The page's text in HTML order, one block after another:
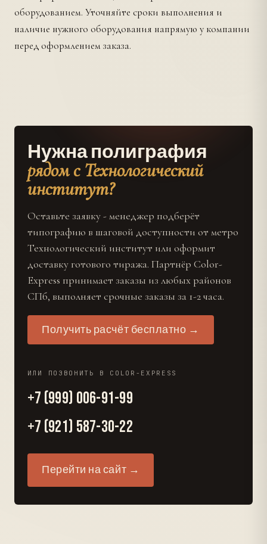
оборудованием. Уточняйте сроки выполнения и
наличие нужного оборудования напрямую у компании
перед оформлением заказа.
Нужна полиграфия
рядом с Технологический
институт?
Оставьте заявку - менеджер подберёт
типографию в шаговой доступности от метро
Технологический институт или оформит
доставку готового тиража. Партнёр Color-
Express принимает заказы из любых районов
СПб, выполняет срочные заказы за 1-2 часа.
Получить расчёт бесплатно →
ИЛИ ПОЗВОНИТЬ В COLOR-EXPRESS
+7 (999) 006-91-99
+7 (921) 587-30-22
Перейти на сайт →